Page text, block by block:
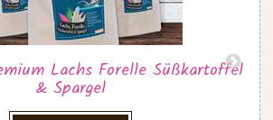
Lachs Forelle Süßkartoffel
& Spargel